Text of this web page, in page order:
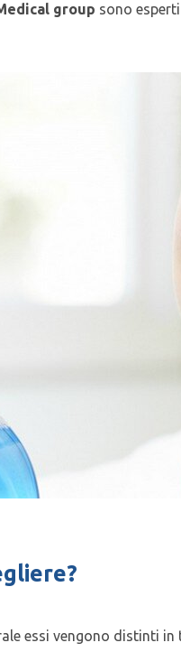
group sono
essi vengono distinti